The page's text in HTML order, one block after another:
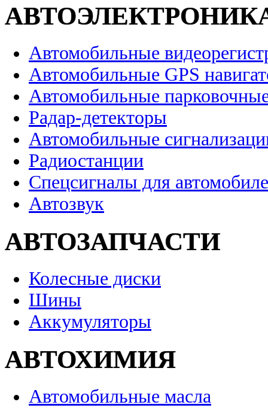
Автомобильные
Автомобильные GPS
Автомобильные
Радар-детекторы
Автомобильные
Радиостанции
Спецсигналы для
Автозвук
АВТОЗАПЧАСТИ
Колесные диски
Шины
Аккумуляторы
АВТОХИМИЯ
Автомобильные масла